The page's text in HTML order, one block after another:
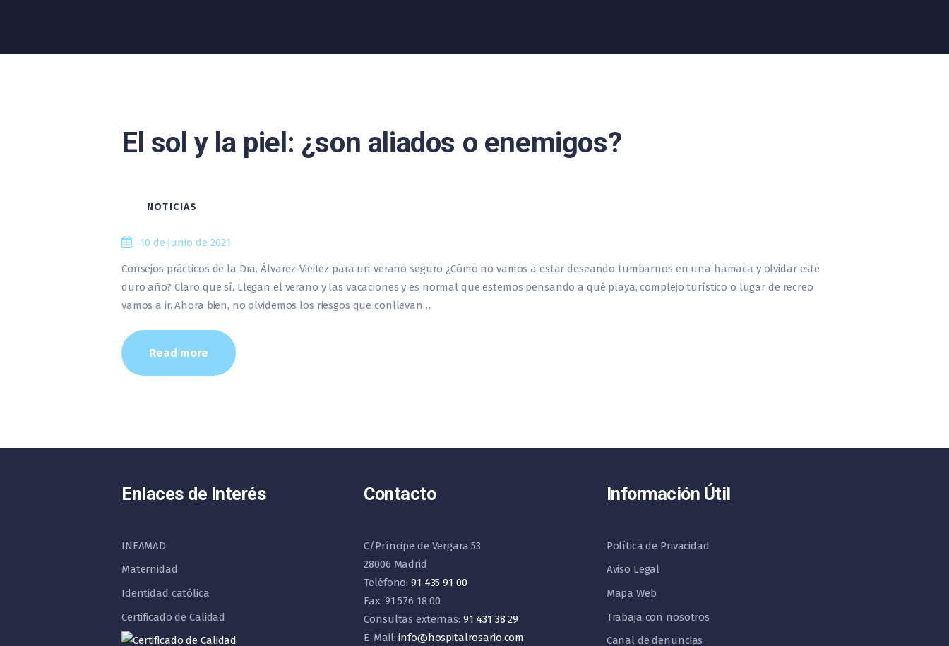
El sol y la piel: ¿son aliados o enemigos?
NOTICIAS
10 de junio de 2021
Consejos prácticos de la Dra. Álvarez-Vieitez para un verano seguro ¿Cómo no vamos a estar deseando tumbarnos en una hamaca y olvidar este
duro año? Claro que sí. Llegan el verano y las vacaciones y es normal que estemos pensando a qué playa, complejo turístico o lugar de recreo
vamos a ir. Ahora bien, no olvidemos los riesgos que conllevan…
Read more
Enlaces de Interés
INEAMAD
Maternidad
Identidad católica
Certificado de Calidad
Contacto
C/Príncipe de Vergara 53
28006 Madrid
Teléfono:91 435 91 00
Fax: 91 576 18 00
Consultas externas: 91 431 38 29
E-Mail:info@hospitalrosario.com
Información Útil
Política de Privacidad
Aviso Legal
Mapa Web
Trabaja con nosotros
Canal de denuncias